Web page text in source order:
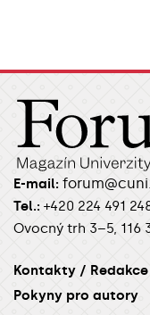
E-mail:
Tel.: +420 224 491
Ovocný trh 3–5, 116
Kontakty / Redakce
Pokyny pro autory